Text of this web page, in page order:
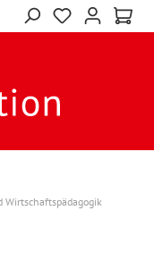
Wirtschaftspädagogik